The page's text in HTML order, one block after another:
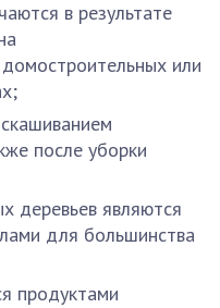
в результате
или
после уборки
деревьев являются
для большинства
продуктами